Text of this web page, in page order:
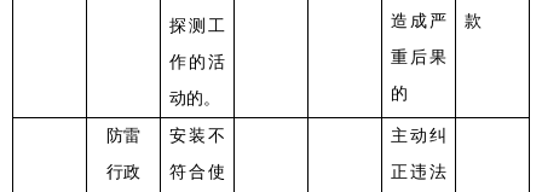
探测工
作的活
动的。
造成严
重后果
的
款
防雷
行政
安装不
符合使
主动纠
正违法